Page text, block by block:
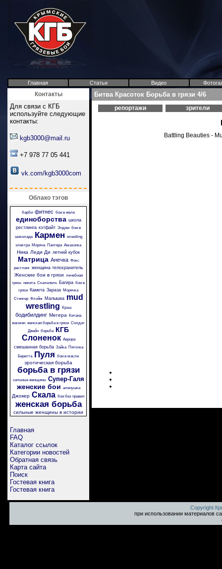
Главная Статьи Видео
Контакты
Для связи с КГБ
используйте следующие
контакты:
kgb3000@mail.ru
+7 978 77 05 441
vk.com/kgb3000com
Облако тэгов
барби фитнес бои в желе
единоборства школа
рестлинга кэтфайт Энджи бои в
шоколаде
Кармен wrestling
электра Моряча Пантера Амазонка
Ника Леди Ди летний кубок
Матрица Анечка Фокс
рестлинг женщина телохранитель
Женские бои в грязи лечебная
грязь никита Скальпель Багира бои в
грязи Камета Зараза Морячка
Стингер Флэйм Малышка mud
wrestling
Крэш
бодибилдинг Мегера
Китана
жасмин женская борьба в грязи Солдат
Джейн борьба КГБ
Слоненок Аврора
смешанная борьба Зайка
Пяточка
Беретта Пуля бои в масле
эротическая борьба
борьба в грязи
сильные женщины Супер-Галя
женские бои аленушка
Джокер Скала бои без правил
женская борьба
сильные женщины в истории
Главная
FAQ
Каталог ссылок
Категории новостей
Обратная связь
Карта сайта
Поиск
Гостевая книга
Гостевая книга
Битва Красоток Борьба в грязи 4/6
репортажи зрители
Battling Beauties -
Copyright
при использовании материалов